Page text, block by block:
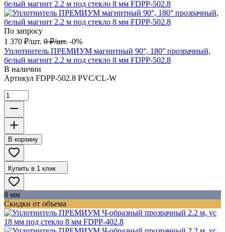
По запросу
1 370 ₽/шт. 0 ₽/шт. -0%
Уплотнитель ПРЕМИУМ магнитный 90°, 180° прозрачный,
белый магнит 2.2 м под стекло 8 мм FDPP-502.8
В наличии
Артикул FDPP-502.8 PVC/CL-W
В корзину
Купить в 1 клик
8 мм
Скидки от объема